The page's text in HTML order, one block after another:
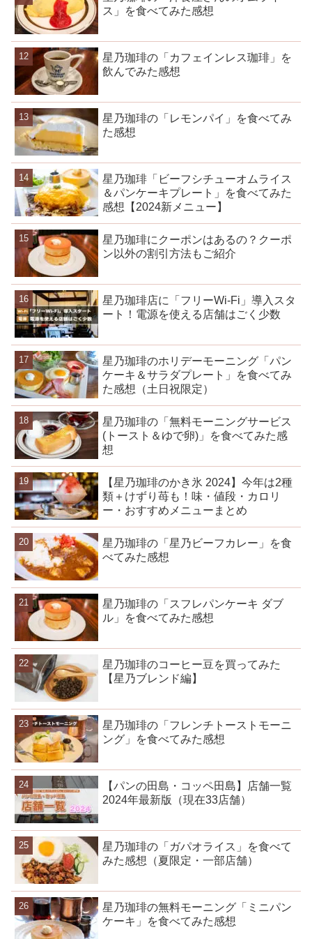
ス」を食べてみた感想
星乃珈琲の「カフェインレス珈琲」を
飲んでみた感想
星乃珈琲の「レモンパイ」を食べてみ
た感想
星乃珈琲「ビーフシチューオムライス
＆パンケーキプレート」を食べてみた
感想【2024新メニュー】
星乃珈琲にクーポンはあるの？クーポ
ン以外の割引方法もご紹介
星乃珈琲店に「フリーWi-Fi」導入スタ
ート！電源を使える店舗はごく少数
星乃珈琲のホリデーモーニング「パン
ケーキ＆サラダプレート」を食べてみ
た感想（土日祝限定）
星乃珈琲の「無料モーニングサービス
(トースト＆ゆで卵)」を食べてみた感
想
【星乃珈琲のかき氷 2024】今年は2種
類＋けずり苺も！味・値段・カロリ
ー・おすすめメニューまとめ
星乃珈琲の「星乃ビーフカレー」を食
べてみた感想
星乃珈琲の「スフレパンケーキ ダブ
ル」を食べてみた感想
星乃珈琲のコーヒー豆を買ってみた
【星乃ブレンド編】
星乃珈琲の「フレンチトーストモーニ
ング」を食べてみた感想
【パンの田島・コッペ田島】店舗一覧
2024年最新版（現在33店舗）
星乃珈琲の「ガパオライス」を食べて
みた感想（夏限定・一部店舗）
星乃珈琲の無料モーニング「ミニパン
ケーキ」を食べてみた感想